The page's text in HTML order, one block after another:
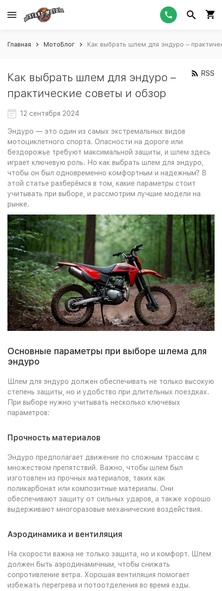
Главная МотоБлог Как выбрать шлем для эндуро –
Как выбрать шлем для эндуро –
практические советы и обзор
RSS
12 сентября 2024
Эндуро — это один из самых экстремальных видов
мотоциклетного спорта. Опасности на дороге или
бездорожье требуют максимальной защиты, и шлем здесь
играет ключевую роль. Но как выбрать шлем для эндуро,
чтобы он был одновременно комфортным и надежным? В
этой статье разберёмся в том, какие параметры стоит
учитывать при выборе, и рассмотрим лучшие модели на
рынке.
Основные параметры при выборе шлема для
эндуро
Шлем для эндуро должен обеспечивать не только высокую
степень защиты, но и удобство при длительных поездках.
При выборе нужно учитывать несколько ключевых
параметров:
Прочность материалов
Эндуро предполагает движение по сложным трассам с
множеством препятствий. Важно, чтобы шлем был
изготовлен из прочных материалов, таких как
поликарбонат или композитные материалы. Они
обеспечивают защиту от сильных ударов, а также хорошо
выдерживают многоразовые механические воздействия.
Аэродинамика и вентиляция
На скорости важна не только защита, но и комфорт. Шлем
должен быть аэродинамичным, чтобы снижать
сопротивление ветра. Хорошая вентиляция помогает
избежать перегрева и потоотделения во время езды.